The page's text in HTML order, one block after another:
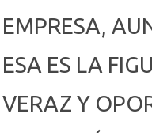
EMPRESA,
ESA ES LA
VERAZ Y